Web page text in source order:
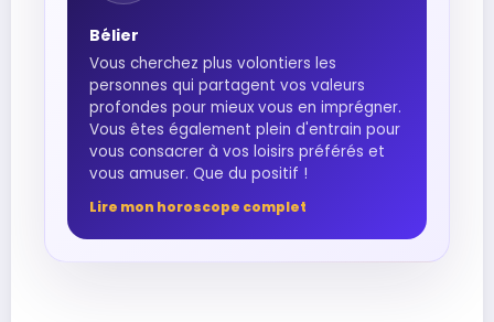
Bélier
Vous cherchez plus volontiers les
personnes qui partagent vos valeurs
profondes pour mieux vous en imprégner.
Vous êtes également plein d'entrain pour
vous consacrer à vos loisirs préférés et
vous amuser. Que du positif !
Lire mon horoscope complet